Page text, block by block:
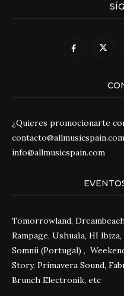
¿Quieres promocionarte
contacto@allmusicspain.com
info@allmusicspain.com
Tomorrowland,
Rampage, Ushuaïa, Hï
Somnii (Portugal) ,
Story, Primavera Sound,
Brunch Electronik, etc